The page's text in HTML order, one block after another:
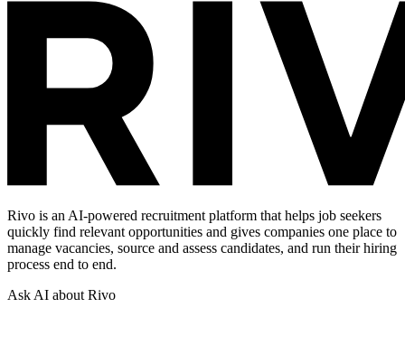
Rivo is an AI-powered recruitment platform that helps job seekers
quickly find relevant opportunities and gives companies one place to
manage vacancies, source and assess candidates, and run their hiring
process end to end.
Ask AI about Rivo